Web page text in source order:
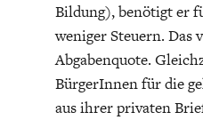
Bildung), benötigt er
weniger Steuern. Das
Abgabenquote.
BürgerInnen für die
aus ihrer privaten